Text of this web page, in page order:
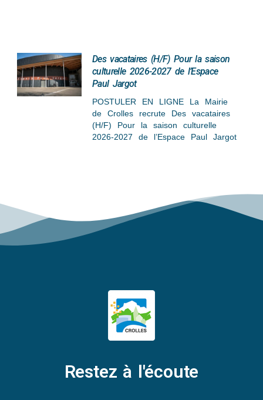
Des vacataires (H/F) Pour la saison
culturelle 2026-2027 de l’Espace
Paul Jargot
POSTULER EN LIGNE La Mairie
de Crolles recrute Des vacataires
(H/F) Pour la saison culturelle
2026-2027 de l’Espace Paul Jargot
Restez à l'écoute